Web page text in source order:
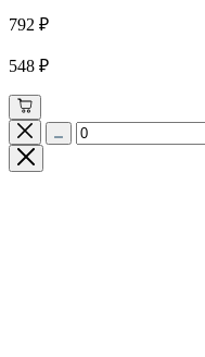
792 ₽
548 ₽